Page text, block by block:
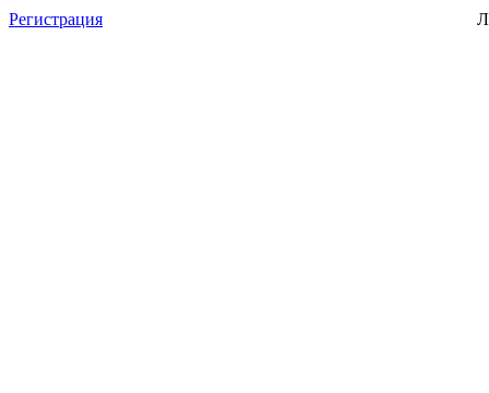
Регистрация